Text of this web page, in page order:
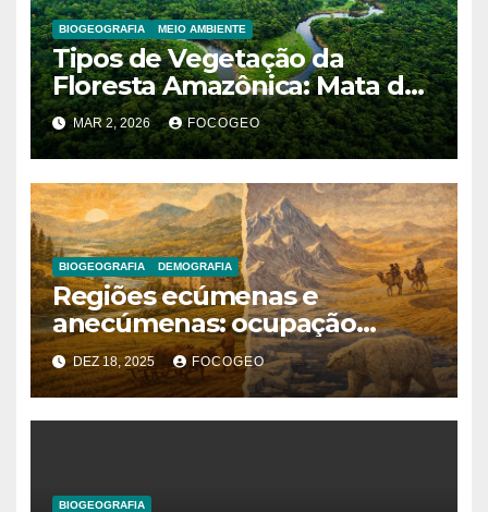
BIOGEOGRAFIA MEIO AMBIENTE
Tipos de Vegetação da
Floresta Amazônica: Mata de
Terra Firme, Mata de Várzea e
Mata de Igapó
MAR 2, 2026 FOCOGEO
BIOGEOGRAFIA DEMOGRAFIA
Regiões ecúmenas e
anecúmenas: ocupação
humana, limites naturais e
organização do espaço
geográfico
DEZ 18, 2025 FOCOGEO
BIOGEOGRAFIA